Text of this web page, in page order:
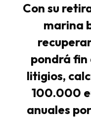
Con su
marina
pondrá fin
litigios,
100.000
anuales